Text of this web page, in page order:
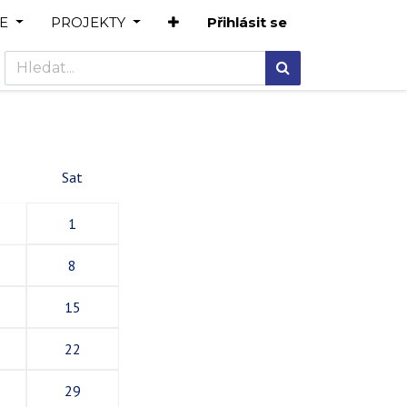
PROJEKTY Přihlásit se
Sat
1
8
15
22
29